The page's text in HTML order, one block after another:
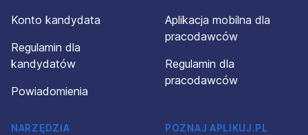
Konto kandydata
Regulamin dla
kandydatów
Powiadomienia
Aplikacja mobilna dla
pracodawców
Regulamin dla
pracodawców
NARZĘDZIA
POZNAJ APLIKUJ.PL